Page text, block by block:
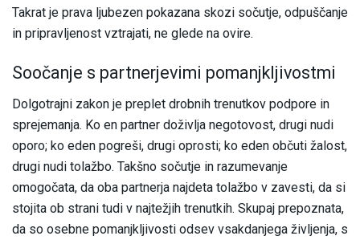
Takrat je prava ljubezen pokazana skozi sočutje, odpuščanje
in pripravljenost vztrajati, ne glede na ovire.
Soočanje s partnerjevimi pomanjkljivostmi
Dolgotrajni zakon je preplet drobnih trenutkov podpore in
sprejemanja. Ko en partner doživlja negotovost, drugi nudi
oporo; ko eden pogreši, drugi oprosti; ko eden občuti žalost,
drugi nudi tolažbo. Takšno sočutje in razumevanje
omogočata, da oba partnerja najdeta tolažbo v zavesti, da si
stojita ob strani tudi v najtežjih trenutkih. Skupaj prepoznata,
da so osebne pomanjkljivosti odsev vsakdanjega življenja, s